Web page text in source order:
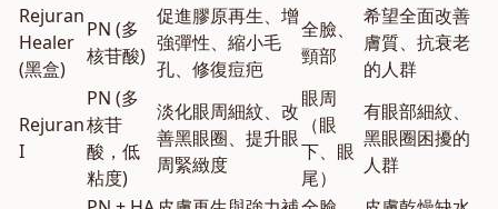
Rejuran
Healer
(黑盒)
PN (多
核苷酸)
促進膠原再生、增
強彈性、縮小毛
孔、修復痘疤
全臉、
頸部
希望全面改善
膚質、抗衰老
的人群
Rejuran
I
PN (多
核苷
酸，低
粘度)
淡化眼周細紋、改
善黑眼圈、提升眼
周緊緻度
眼周
（眼
下、眼
尾）
有眼部細紋、
黑眼圈困擾的
人群